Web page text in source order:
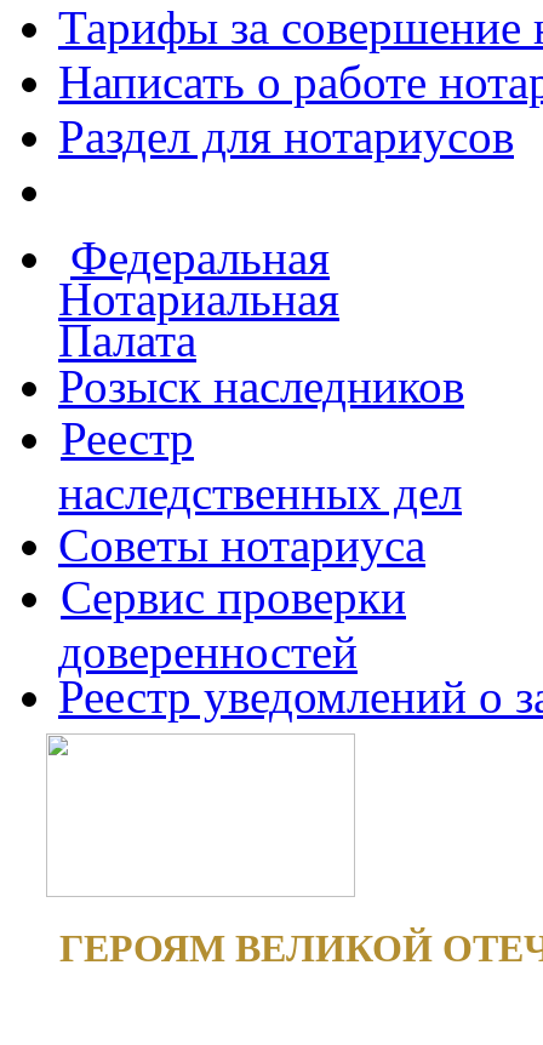
Тарифы за совершение
Написать о работе
Раздел для нотариусов
Федеральная
Нотариальная
Палата
Розыск наследников
Реестр
наследственных дел
Советы нотариуса
Сервис проверки
доверенностей
Реестр уведомлений о
ГЕРОЯМ ВЕЛИКОЙ